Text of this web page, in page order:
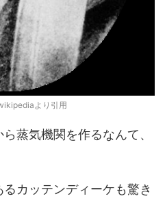
より引用
蒸気機関を作るなんて、
カッテンディーケも驚き